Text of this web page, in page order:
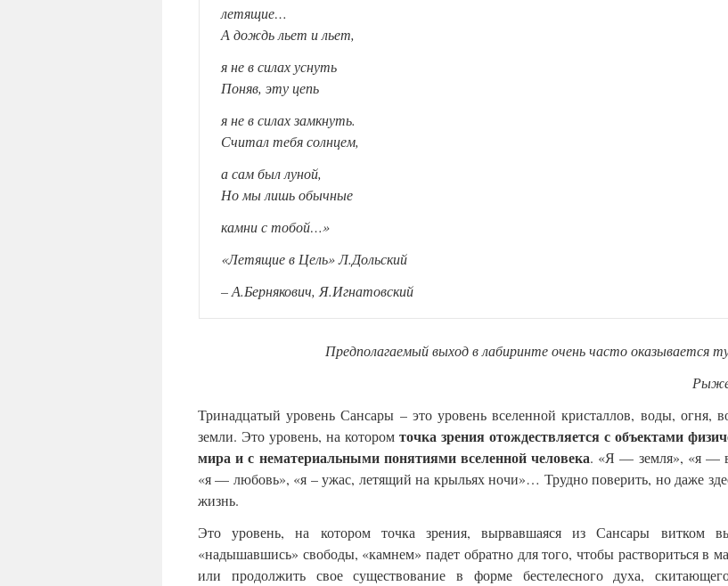
летящие…
А дождь льет и льет,
я не в силах уснуть
Поняв, эту цепь
я не в силах замкнуть.
Считал тебя солнцем,
а сам был луной,
Но мы лишь обычные
камни с тобой…»
«Летящие в Цель» Л.Дольский
– А.Бернякович, Я.Игнатовский
Предполагаемый выход в лабиринте очень часто оказывается
Тринадцатый уровень Сансары – это уровень вселенной кристаллов, воды, огня,
земли. Это уровень, на котором точка зрения отождествляется с объектами
мира и с нематериальными понятиями вселенной человека. «Я — земля», «я —
«я — любовь», «я – ужас, летящий на крыльях ночи»… Трудно поверить, но даже
жизнь.
Это уровень, на котором точка зрения, вырвавшаяся из Сансары витком
«надышавшись» свободы, «камнем» падет обратно для того, чтобы раствориться в
или продолжить свое существование в форме бестелесного духа,